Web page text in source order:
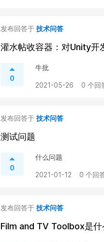
发布回答于 技术问答
灌水帖收容器：对Unity开
0
牛批
2021-05-26 0 个回
发布回答于 技术问答
测试问题
0
什么问题
2021-01-12 0 个回
发布回答于 技术问答
Film and TV Toolbox是什